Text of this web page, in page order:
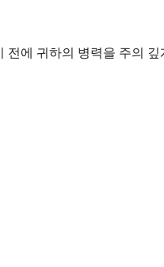
에 귀하의 병력을 주의